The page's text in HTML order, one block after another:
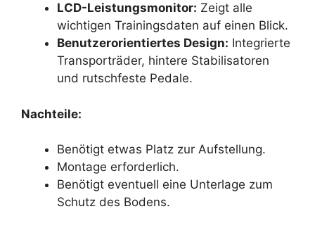
LCD-Leistungsmonitor: Zeigt alle
wichtigen Trainingsdaten auf einen Blick.
Benutzerorientiertes Design: Integrierte
Transporträder, hintere Stabilisatoren
und rutschfeste Pedale.
Nachteile:
Benötigt etwas Platz zur Aufstellung.
Montage erforderlich.
Benötigt eventuell eine Unterlage zum
Schutz des Bodens.